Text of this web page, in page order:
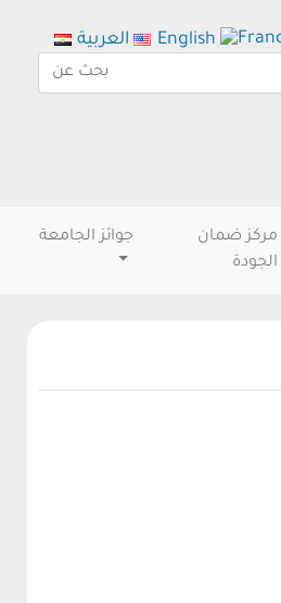
مركز ضمان
الجودة
جوائز الجامعة
العربية English